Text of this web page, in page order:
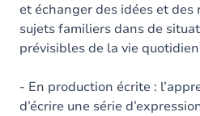
et échanger des idées et
sujets familiers dans de
prévisibles de la vie
- En production écrite :
d’écrire une série